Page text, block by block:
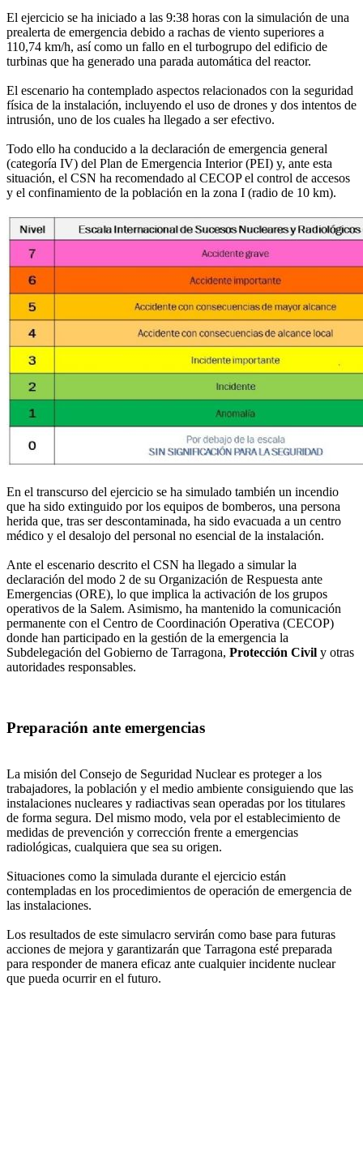
El ejercicio se ha iniciado a las 9:38 horas con la simulación de una
prealerta de emergencia debido a rachas de viento superiores a
110,74 km/h, así como un fallo en el turbogrupo del edificio de
turbinas que ha generado una parada automática del reactor.
El escenario ha contemplado aspectos relacionados con la seguridad
física de la instalación, incluyendo el uso de drones y dos intentos de
intrusión, uno de los cuales ha llegado a ser efectivo.
Todo ello ha conducido a la declaración de emergencia general
(categoría IV) del Plan de Emergencia Interior (PEI) y, ante esta
situación, el CSN ha recomendado al CECOP el control de accesos
y el confinamiento de la población en la zona I (radio de 10 km).
En el transcurso del ejercicio se ha simulado también un incendio
que ha sido extinguido por los equipos de bomberos, una persona
herida que, tras ser descontaminada, ha sido evacuada a un centro
médico y el desalojo del personal no esencial de la instalación.
Ante el escenario descrito el CSN ha llegado a simular la
declaración del modo 2 de su Organización de Respuesta ante
Emergencias (ORE), lo que implica la activación de los grupos
operativos de la Salem. Asimismo, ha mantenido la comunicación
permanente con el Centro de Coordinación Operativa (CECOP)
donde han participado en la gestión de la emergencia la
Subdelegación del Gobierno de Tarragona, Protección Civil y otras
autoridades responsables.
Preparación ante emergencias
La misión del Consejo de Seguridad Nuclear es proteger a los
trabajadores, la población y el medio ambiente consiguiendo que las
instalaciones nucleares y radiactivas sean operadas por los titulares
de forma segura. Del mismo modo, vela por el establecimiento de
medidas de prevención y corrección frente a emergencias
radiológicas, cualquiera que sea su origen.
Situaciones como la simulada durante el ejercicio están
contempladas en los procedimientos de operación de emergencia de
las instalaciones.
Los resultados de este simulacro servirán como base para futuras
acciones de mejora y garantizarán que Tarragona esté preparada
para responder de manera eficaz ante cualquier incidente nuclear
que pueda ocurrir en el futuro.